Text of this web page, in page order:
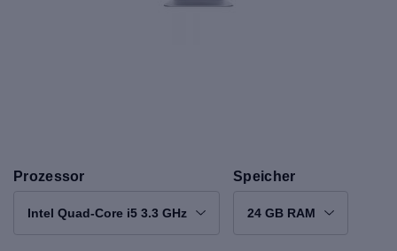
Prozessor
Intel Quad-Core i5 3.3 GHz
Speicher
24 GB RAM